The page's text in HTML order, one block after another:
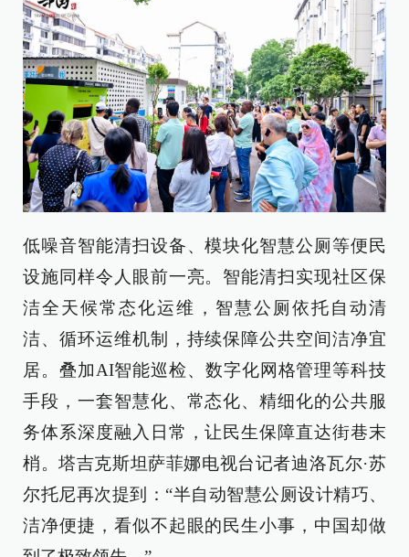
低噪音智能清扫设备、模块化智慧公厕等便民
设施同样令人眼前一亮。智能清扫实现社区保
洁全天候常态化运维，智慧公厕依托自动清
洁、循环运维机制，持续保障公共空间洁净宜
居。叠加AI智能巡检、数字化网格管理等科技
手段，一套智慧化、常态化、精细化的公共服
务体系深度融入日常，让民生保障直达街巷末
梢。塔吉克斯坦萨菲娜电视台记者迪洛瓦尔·苏
尔托尼再次提到：“半自动智慧公厕设计精巧、
洁净便捷，看似不起眼的民生小事，中国却做